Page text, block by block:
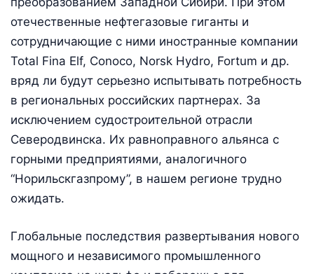
отечественные нефтегазовые гиганты и
сотрудничающие с ними иностранные компании
Total Fina Elf, Conoco, Norsk Hydro, Fortum и др.
вряд ли будут серьезно испытывать потребность
в региональных российских партнерах. За
исключением судостроительной отрасли
Северодвинска. Их равноправного альянса с
горными предприятиями, аналогичного
“Норильскгазпрому”, в нашем регионе трудно
ожидать.
Глобальные последствия развертывания нового
мощного и независимого промышленного